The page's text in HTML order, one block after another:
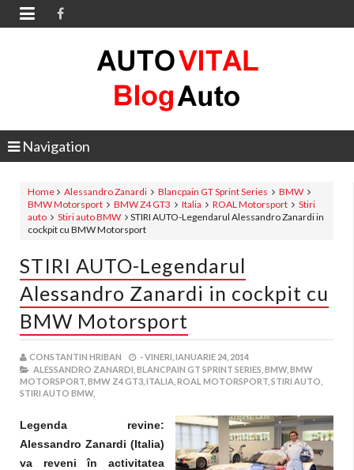

Navigation
Home Alessandro Zanardi Blancpain GT Sprint Series
BMW
BMW Motorsport
BMW Z4 GT3 Italia ROAL Motorsport
Stiri
auto
Stiri auto BMW
STIRI AUTO-Legendarul Alessandro Zanardi in
cockpit cu BMW Motorsport
STIRI AUTO-Legendarul
Alessandro Zanardi in cockpit cu
BMW Motorsport
CONSTANTIN HRIBAN -VINERI, IANUARIE 24, 2014
ALESSANDRO ZANARDI, BLANCPAIN GT SPRINT SERIES, BMW, BMW
MOTORSPORT, BMW Z4 GT3, ITALIA, ROAL MOTORSPORT, STIRI AUTO,
STIRI AUTO BMW,
Legenda revine:
Alessandro Zanardi (Italia)
va reveni în activitatea